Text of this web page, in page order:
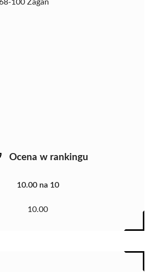
100 Żagań
Ocena w rankingu
10.00 na 10
10.00